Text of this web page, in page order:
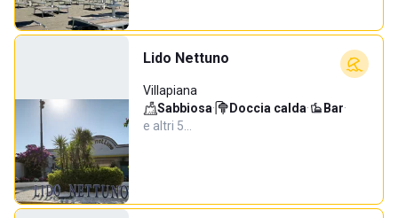
Lido Nettuno
Villapiana
Sabbiosa· Doccia calda· Bar·
e altri 5…